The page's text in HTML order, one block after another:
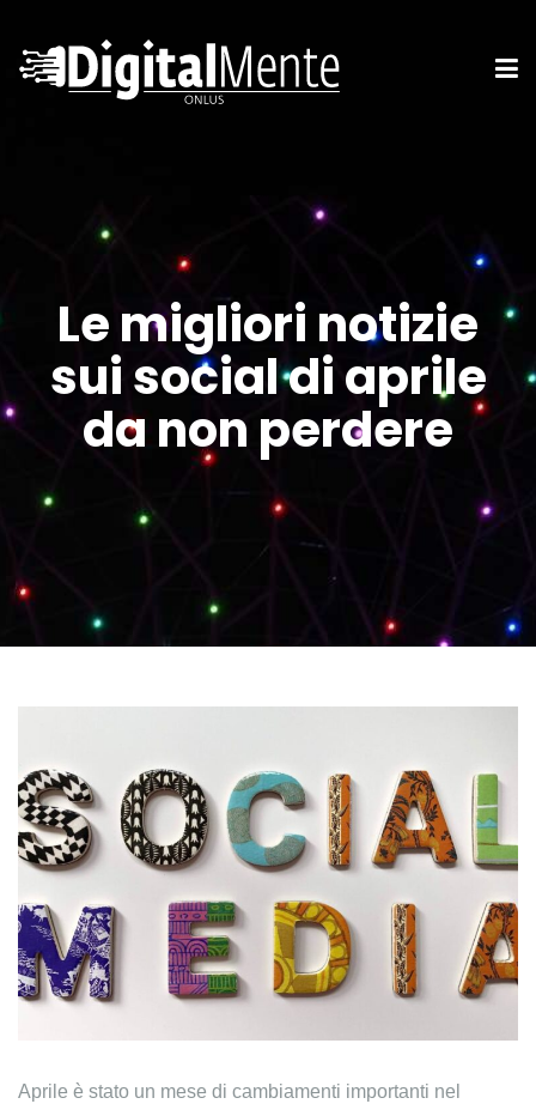
Le migliori notizie
sui social di aprile
da non perdere
Aprile è stato un mese di cambiamenti importanti nel